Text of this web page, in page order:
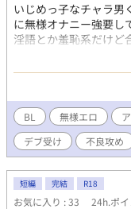
いじめっ子なチャラ男
に無様オナニー強要し
淫語とか羞恥系だけど
ナニーの日なのでオ
ょっとだけ。 設定上
が、今回はヤンデレ
めっ子なチャラ男。恋
ンデレ。 受け…太田ク
人のレオナのことが大
行した同人誌、「チャ
なってます。 二人の
ージ下部にある表紙画
ジに飛べるので、興味
BL 無様エロ
デブ受け
不良攻め
短編 完結 R18
お気に入り : 33 24h.ポ